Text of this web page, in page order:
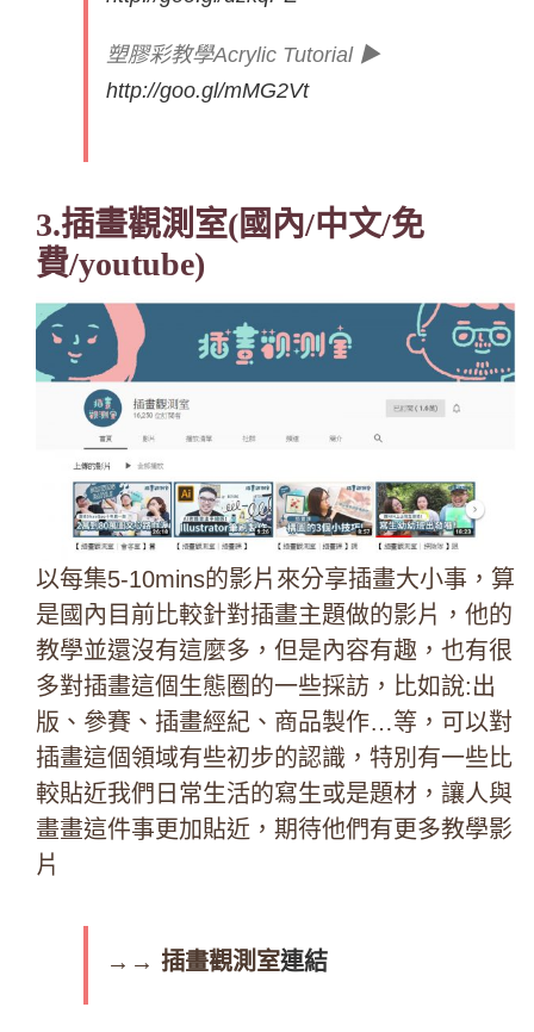
塑膠彩教學Acrylic Tutorial ▶
http://goo.gl/mMG2Vt
3.插畫觀測室(國內/中文/免
費/youtube)
以每集5-10mins的影片來分享插畫大小事，算
是國內目前比較針對插畫主題做的影片，他的
教學並還沒有這麼多，但是內容有趣，也有很
多對插畫這個生態圈的一些採訪，比如說:出
版、參賽、插畫經紀、商品製作…等，可以對
插畫這個領域有些初步的認識，特別有一些比
較貼近我們日常生活的寫生或是題材，讓人與
畫畫這件事更加貼近，期待他們有更多教學影
片
→→ 插畫觀測室連結